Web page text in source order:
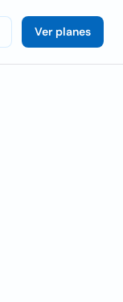
Ver planes